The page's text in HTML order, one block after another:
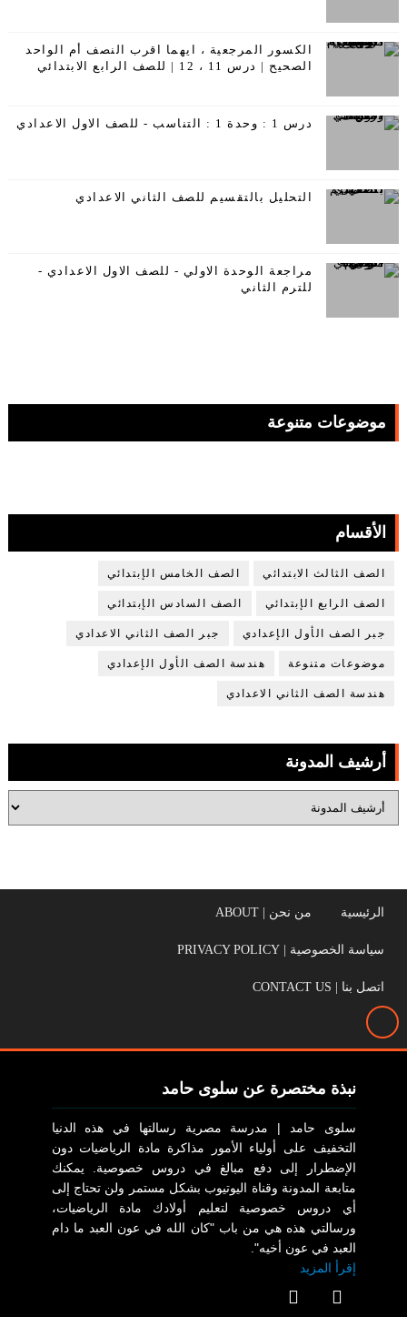
الكسور المرجعية ، ايهما اقرب النصف أم الواحد
الصحيح | درس 11 ، 12 | للصف الرابع الابتدائي
درس 1 : وحدة 1 : التناسب - للصف الاول الاعدادي
التحليل بالتقسيم للصف الثاني الاعدادي
مراجعة الوحدة الاولي - للصف الاول الاعدادي -
للترم الثاني
موضوعات متنوعة
الأقسام
الصف الثالث الابتدائي الصف الخامس الإبتدائي
الصف الرابع الإبتدائي الصف السادس الإبتدائي
جبر الصف الأول الإعدادي جبر الصف الثاني الاعدادي
موضوعات متنوعة هندسة الصف الأول الإعدادي
هندسة الصف الثاني الاعدادي
أرشيف المدونة
الرئيسية من نحن | ABOUT
سياسة الخصوصية | PRIVACY POLICY
اتصل بنا | CONTACT US
نبذة مختصرة عن سلوى حامد
سلوى حامد | مدرسة مصرية رسالتها في هذه الدنيا
التخفيف على أولياء الأمور مذاكرة مادة الرياضيات دون
الإضطرار إلى دفع مبالغ في دروس خصوصية. يمكنك
متابعة المدونة وقناة اليوتيوب بشكل مستمر ولن تحتاج إلى
أي دروس خصوصية لتعليم أولادك مادة الرياضيات،
ورسالتي هذه هي من باب "كان الله في عون العبد ما دام
العبد في عون أخيه".
إقرأ المزيد